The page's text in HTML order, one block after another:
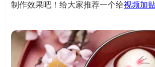
制作效果吧！给大家推荐一个给视频加